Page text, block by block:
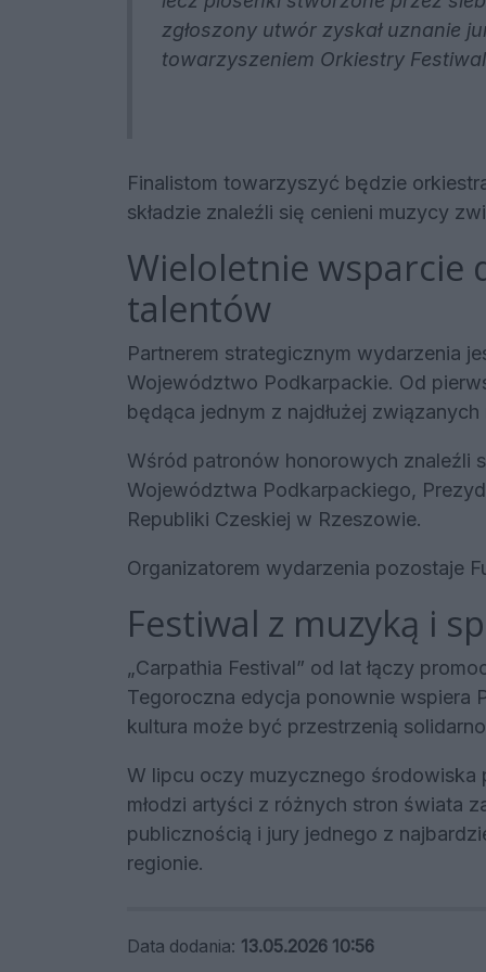
zgłoszony utwór zyskał uznanie
towarzyszeniem Orkiestry
Finalistom towarzyszyć będzie
składzie znaleźli się cenieni muzycy
Wieloletnie wsparcie
talentów
Partnerem strategicznym wydarzenia
Województwo Podkarpackie. Od
będąca jednym z najdłużej
Wśród patronów honorowych znaleźli
Województwa Podkarpackiego,
Republiki Czeskiej w Rzeszowie.
Organizatorem wydarzenia pozostaje
Festiwal z muzyką i
„Carpathia Festival” od lat łączy
Tegoroczna edycja ponownie wspiera
kultura może być przestrzenią
W lipcu oczy muzycznego
młodzi artyści z różnych stron świata
publicznością i jury jednego z
regionie.
Data dodania: 13.05.2026 10:56